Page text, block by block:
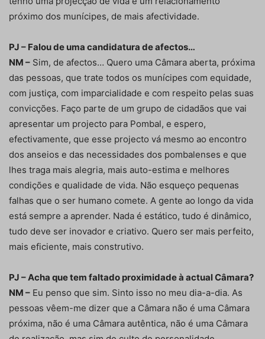
próximo dos munícipes, de mais afectividade.
PJ – Falou de uma candidatura de afectos…
NM – Sim, de afectos… Quero uma Câmara aberta, próxima
das pessoas, que trate todos os munícipes com equidade,
com justiça, com imparcialidade e com respeito pelas suas
convicções. Faço parte de um grupo de cidadãos que vai
apresentar um projecto para Pombal, e espero,
efectivamente, que esse projecto vá mesmo ao encontro
dos anseios e das necessidades dos pombalenses e que
lhes traga mais alegria, mais auto-estima e melhores
condições e qualidade de vida. Não esqueço pequenas
falhas que o ser humano comete. A gente ao longo da vida
está sempre a aprender. Nada é estático, tudo é dinâmico,
tudo deve ser inovador e criativo. Quero ser mais perfeito,
mais eficiente, mais construtivo.
PJ – Acha que tem faltado proximidade à actual Câmara?
NM – Eu penso que sim. Sinto isso no meu dia-a-dia. As
pessoas vêem-me dizer que a Câmara não é uma Câmara
próxima, não é uma Câmara autêntica, não é uma Câmara